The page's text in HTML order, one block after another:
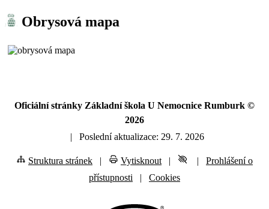
Obrysová mapa
Oficiální stránky Základní škola U Nemocnice Rumburk ©
2026
|
Poslední aktualizace: 29. 7. 2026
Struktura stránek | Vytisknout | |
Prohlášení o
přístupnosti
| Cookies